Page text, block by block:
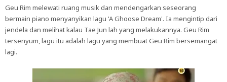
Geu Rim melewati ruang musik dan mendengarkan seseorang
bermain piano menyanyikan lagu 'A Ghoose Dream'. Ia mengintip dari
jendela dan melihat kalau Tae Jun lah yang melakukannya. Geu Rim
tersenyum, lagu itu adalah lagu yang membuat Geu Rim bersemangat
lagi.